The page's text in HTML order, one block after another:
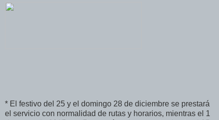
* El festivo del 25 y el domingo 28 de diciembre se prestará
el servicio con normalidad de rutas y horarios, mientras el 1